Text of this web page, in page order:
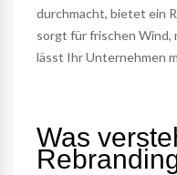
durchmacht, bietet ein
sorgt für frischen Wind,
lässt Ihr Unternehmen
Was